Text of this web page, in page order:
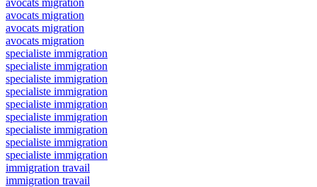
avocats migration
avocats migration
avocats migration
specialiste immigration
specialiste immigration
specialiste immigration
specialiste immigration
specialiste immigration
specialiste immigration
specialiste immigration
specialiste immigration
specialiste immigration
immigration travail
immigration travail